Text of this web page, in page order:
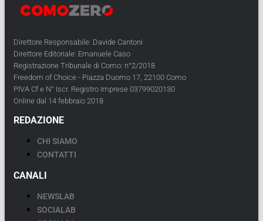
Direttore Responsabile: Davide Cantoni
Direttore Editoriale: Emanuele Caso
Registrazione Tribunale di Como: n°2/2018
Freedom of Choice - Piazza Duomo 17, 22100 Como
PIVA Cf e N° Iscr. Registro Imprese 03799020130
Online dal 14 febbraio 2018
REDAZIONE
CHI SIAMO
CONTATTI
CANALI
NEWSLAB
SOCIALAB